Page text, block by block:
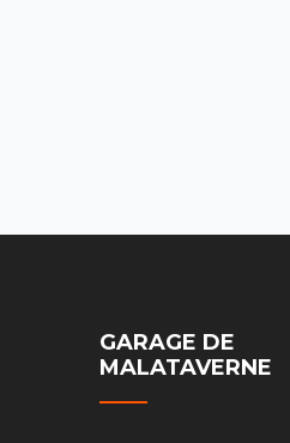
GARAGE DE
MALATAVERNE